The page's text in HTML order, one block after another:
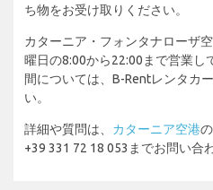
ち物をお受け取りください。
カターニア・フォンタナローザ
曜日の8:00から22:00まで営業し
間については、B-Rentレンタカ
い。
詳細や質問は、 カターニア空港
+39 331 72 18 053までお問い合